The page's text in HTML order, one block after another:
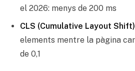
el 2026: menys de 200 ms
CLS (Cumulative Layout
elements mentre la pàgina
de 0,1